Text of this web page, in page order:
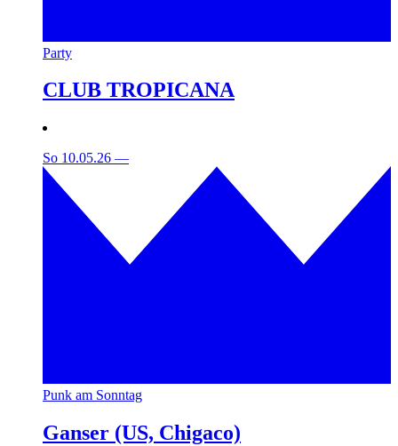
Party
CLUB TROPICANA
So 10.05.26 —
Punk am Sonntag
Ganser (US, Chigaco)